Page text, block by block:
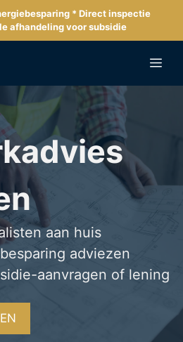
* Direct inspectie
afhandeling voor subsidie
aan huis
adviezen
aanvragen of lening